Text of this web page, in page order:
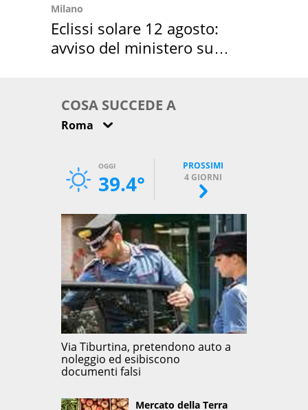
Milano
Eclissi solare 12 agosto:
avviso del ministero su